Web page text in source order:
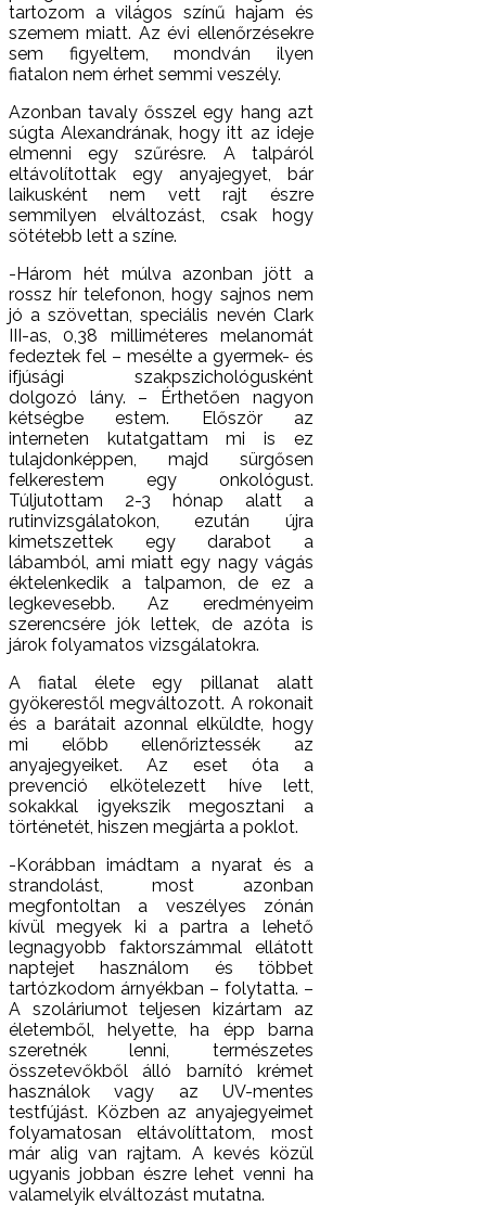
tartozom a világos színű hajam és
szemem miatt. Az évi ellenőrzésekre
sem figyeltem, mondván ilyen
fiatalon nem érhet semmi veszély.
Azonban tavaly ősszel egy hang azt
súgta Alexandrának, hogy itt az ideje
elmenni egy szűrésre. A talpáról
eltávolítottak egy anyajegyet, bár
laikusként nem vett rajt észre
semmilyen elváltozást, csak hogy
sötétebb lett a színe.
-Három hét múlva azonban jött a
rossz hír telefonon, hogy sajnos nem
jó a szövettan, speciális nevén Clark
III-as, 0,38 milliméteres melanomát
fedeztek fel – mesélte a gyermek- és
ifjúsági szakpszichológusként
dolgozó lány. – Érthetően nagyon
kétségbe estem. Először az
interneten kutatgattam mi is ez
tulajdonképpen, majd sürgősen
felkerestem egy onkológust.
Túljutottam 2-3 hónap alatt a
rutinvizsgálatokon, ezután újra
kimetszettek egy darabot a
lábamból, ami miatt egy nagy vágás
éktelenkedik a talpamon, de ez a
legkevesebb. Az eredményeim
szerencsére jók lettek, de azóta is
járok folyamatos vizsgálatokra.
A fiatal élete egy pillanat alatt
gyökerestől megváltozott. A rokonait
és a barátait azonnal elküldte, hogy
mi előbb ellenőriztessék az
anyajegyeiket. Az eset óta a
prevenció elkötelezett híve lett,
sokakkal igyekszik megosztani a
történetét, hiszen megjárta a poklot.
-Korábban imádtam a nyarat és a
strandolást, most azonban
megfontoltan a veszélyes zónán
kívül megyek ki a partra a lehető
legnagyobb faktorszámmal ellátott
naptejet használom és többet
tartózkodom árnyékban – folytatta. –
A szoláriumot teljesen kizártam az
életemből, helyette, ha épp barna
szeretnék lenni, természetes
összetevőkből álló barnító krémet
használok vagy az UV-mentes
testfújást. Közben az anyajegyeimet
folyamatosan eltávolíttatom, most
már alig van rajtam. A kevés közül
ugyanis jobban észre lehet venni ha
valamelyik elváltozást mutatna.